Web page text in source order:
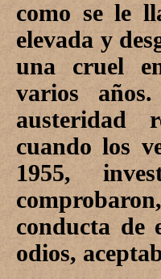
como se le
elevada y
una cruel
varios
austeridad
cuando los
1955,
conducta de
odios,